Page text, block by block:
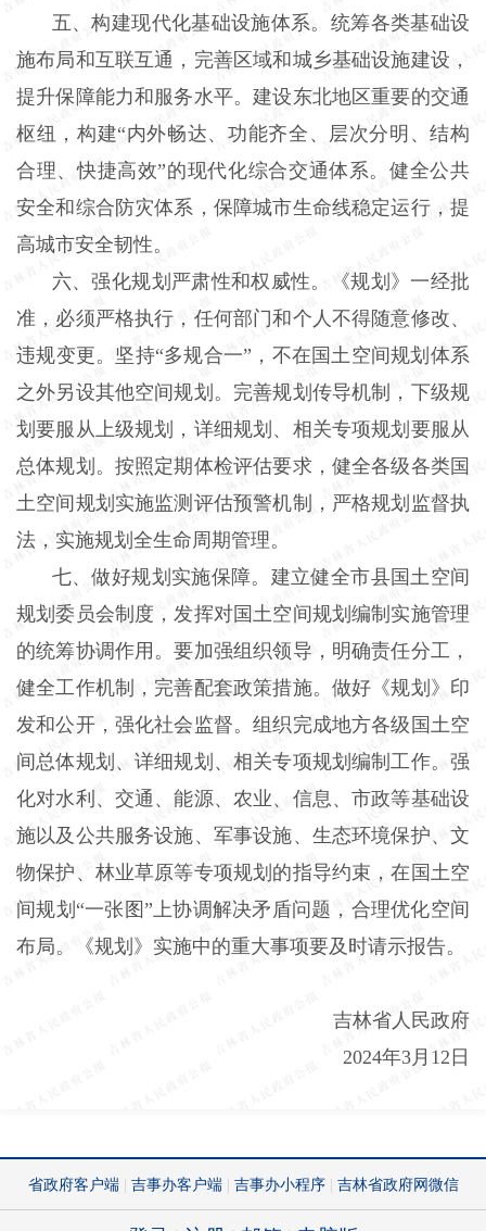
五、构建现代化基础设施体系。统筹各类基础设
施布局和互联互通，完善区域和城乡基础设施建设，
提升保障能力和服务水平。建设东北地区重要的交通
枢纽，构建“内外畅达、功能齐全、层次分明、结构
合理、快捷高效”的现代化综合交通体系。健全公共
安全和综合防灾体系，保障城市生命线稳定运行，提
高城市安全韧性。
六、强化规划严肃性和权威性。《规划》一经批
准，必须严格执行，任何部门和个人不得随意修改、
违规变更。坚持“多规合一”，不在国土空间规划体系
之外另设其他空间规划。完善规划传导机制，下级规
划要服从上级规划，详细规划、相关专项规划要服从
总体规划。按照定期体检评估要求，健全各级各类国
土空间规划实施监测评估预警机制，严格规划监督执
法，实施规划全生命周期管理。
七、做好规划实施保障。建立健全市县国土空间
规划委员会制度，发挥对国土空间规划编制实施管理
的统筹协调作用。要加强组织领导，明确责任分工，
健全工作机制，完善配套政策措施。做好《规划》印
发和公开，强化社会监督。组织完成地方各级国土空
间总体规划、详细规划、相关专项规划编制工作。强
化对水利、交通、能源、农业、信息、市政等基础设
施以及公共服务设施、军事设施、生态环境保护、文
物保护、林业草原等专项规划的指导约束，在国土空
间规划“一张图”上协调解决矛盾问题，合理优化空间
布局。《规划》实施中的重大事项要及时请示报告。
吉林省人民政府
2024年3月12日